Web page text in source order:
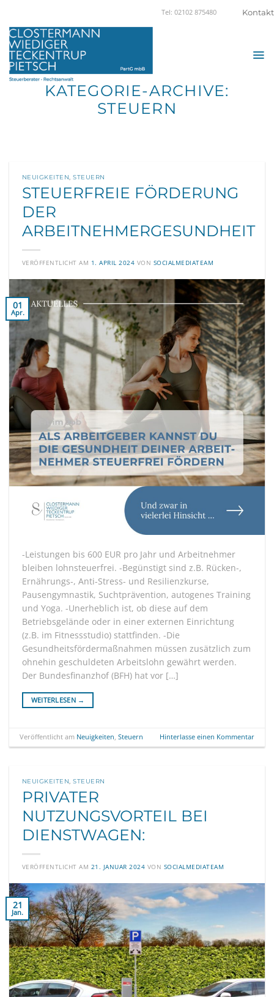
Inhalt
springen
Tel: 02102 875480 Kontakt
KATEGORIE-ARCHIVE:
STEUERN
NEUIGKEITEN,STEUERN
STEUERFREIE FÖRDERUNG
DER
ARBEITNEHMERGESUNDHEIT
VERÖFFENTLICHT AM 1. APRIL 2024 VON SOCIALMEDIATEAM
01
Apr.
-Leistungen bis 600 EUR pro Jahr und Arbeitnehmer
bleiben lohnsteuerfrei. -Begünstigt sind z.B. Rücken-,
Ernährungs-, Anti-Stress- und Resilienzkurse,
Pausengymnastik, Suchtprävention, autogenes Training
und Yoga. -Unerheblich ist, ob diese auf dem
Betriebsgelände oder in einer externen Einrichtung
(z.B. im Fitnessstudio) stattfinden. -Die
Gesundheitsfördermaßnahmen müssen zusätzlich zum
ohnehin geschuldeten Arbeitslohn gewährt werden.
Der Bundesfinanzhof (BFH) hat vor […]
WEITERLESEN →
Veröffentlicht am Neuigkeiten, Steuern Hinterlasse einen Kommentar
NEUIGKEITEN ,STEUERN
PRIVATER
NUTZUNGSVORTEIL BEI
DIENSTWAGEN:
VERÖFFENTLICHT AM 21. JANUAR 2024 VON SOCIALMEDIATEAM
21
Jan.